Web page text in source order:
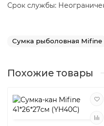
Срок службы:
Сумка рыболовная Mifine
Похожие товары